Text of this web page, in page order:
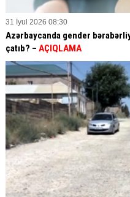
31 İyul 2026 08:30
Azərbaycanda gender
çatıb? – AÇIQLAMA